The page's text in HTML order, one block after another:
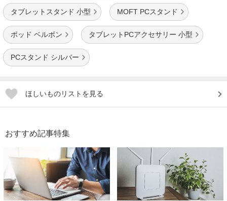
タブレットスタンド 小型 MOFT PCスタンド
ポッド ベルボン タブレットPCアクセサリー 小型
PCスタンド シルバー
ほしいものリストを見る
おすすめ記事特集